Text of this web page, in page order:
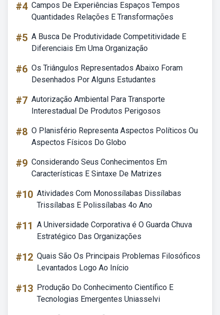
#4 Campos De Experiências Espaços Tempos
Quantidades Relações E Transformações
#5 A Busca De Produtividade Competitividade E
Diferenciais Em Uma Organização
#6 Os Triângulos Representados Abaixo Foram
Desenhados Por Alguns Estudantes
#7 Autorização Ambiental Para Transporte
Interestadual De Produtos Perigosos
#8 O Planisfério Representa Aspectos Políticos Ou
Aspectos Físicos Do Globo
#9 Considerando Seus Conhecimentos Em
Características E Sintaxe De Matrizes
#10 Atividades Com Monossílabas Dissílabas
Trissílabas E Polissílabas 4o Ano
#11 A Universidade Corporativa é O Guarda Chuva
Estratégico Das Organizações
#12 Quais São Os Principais Problemas Filosóficos
Levantados Logo Ao Início
#13 Produção Do Conhecimento Científico E
Tecnologias Emergentes Uniasselvi